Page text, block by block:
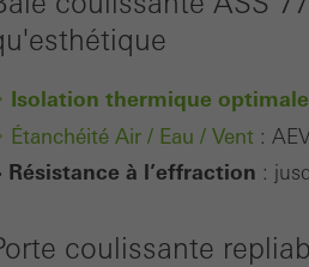
Isolation thermique optimale
Étanchéité Air / Eau / Vent :
Résistance à l’effraction :
coulissante